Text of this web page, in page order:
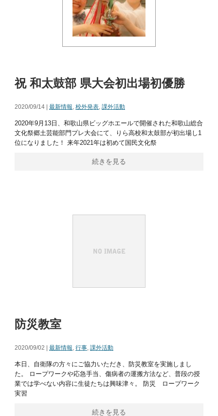
祝 和太鼓部 県大会初出場初優勝
2020/09/14 | 最新情報, 校外発表, 課外活動
2020年9月13日、和歌山県ビッグホエールで開催された和歌山総合
文化祭郷土芸能部門プレ大会にて、りら高校和太鼓部が初出場し1
位になりました！ 来年2021年は初めて国民文化祭
続きを見る
防災教室
2020/09/02 | 最新情報, 行事, 課外活動
本日、自衛隊の方々にご協力いただき、防災教室を実施しまし
た。 ロープワークや応急手当、傷病者の運搬方法など、普段の授
業では学べない内容に生徒たちは興味津々。 防災 ロープワーク
実習
続きを見る